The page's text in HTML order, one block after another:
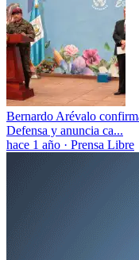
Bernardo Arévalo
Defensa y anuncia ca...
hace 1 año · Prensa Libre